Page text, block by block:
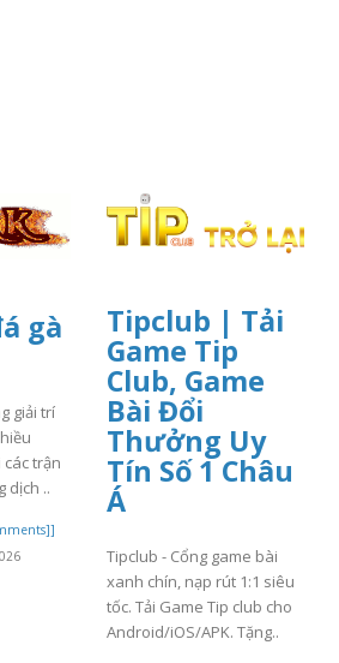
gà
giải trí
trận
dịch ..
Tipclub | Tải
Game Tip
Club, Game
Bài Đổi
Thưởng Uy
Tín Số 1 Châu
Á
Tipclub - Cổng game bài
xanh chín, nạp rút 1:1 siêu
tốc. Tải Game Tip club cho
Android/iOS/APK. Tặng..